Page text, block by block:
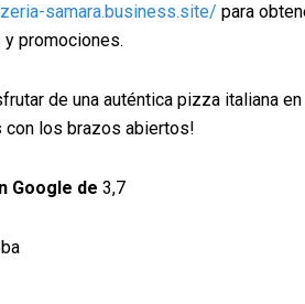
samara.business.site/ para
promociones.
de una auténtica pizza italiana en
con los brazos abiertos!
Google de 3,7